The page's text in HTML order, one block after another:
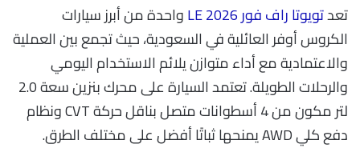
تعدتويوتا راف فور LE 2026
واحدة من أبرز سيارات
الكروس أوفر العائلية في السعودية، حيث تجمع بين العملية
والاعتمادية مع أداء متوازن يلائم الاستخدام اليومي
والرحلات الطويلة. تعتمد السيارة على محرك بنزين سعة 2.0
لتر مكون من 4 أسطوانات متصل بناقل حركة CVT ونظام
دفع كلي AWD يمنحها ثباتًا أفضل على مختلف الطرق.